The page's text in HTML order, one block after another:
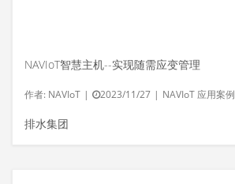
NAVIoT智慧主机--实现随需应变管理
作者: NAVIoT | 2023/11/27 | NAVIoT 应用案例
排水集团